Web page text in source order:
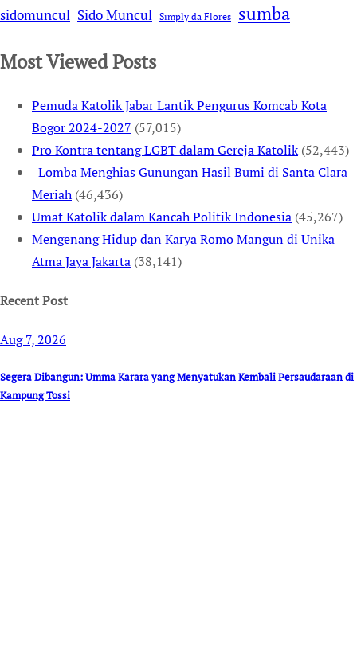
sidomuncul Sido Muncul Simply da Flores sumba
Most Viewed Posts
Pemuda Katolik Jabar Lantik Pengurus Komcab Kota
Bogor 2024-2027 (57,015)
Pro Kontra tentang LGBT dalam Gereja Katolik (52,443)
Lomba Menghias Gunungan Hasil Bumi di Santa Clara
Meriah (46,436)
Umat Katolik dalam Kancah Politik Indonesia (45,267)
Mengenang Hidup dan Karya Romo Mangun di Unika
Atma Jaya Jakarta (38,141)
Recent Post
Aug 7, 2026
Segera Dibangun: Umma Karara yang Menyatukan Kembali Persaudaraan di
Kampung Tossi